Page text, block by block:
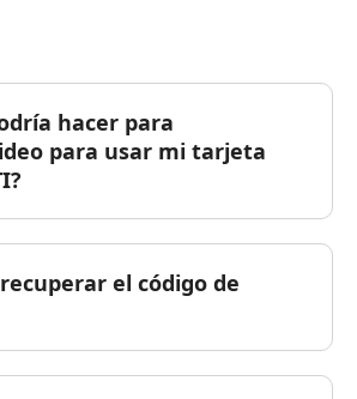
hacer para
para usar mi tarjeta
el código de